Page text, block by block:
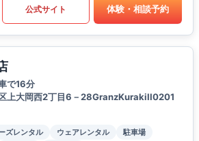
公式サイト 体験・相談予約
で16分
上大岡西2丁目6－28GranzKurakiII0201
ズレンタル ウェアレンタル
駐車場